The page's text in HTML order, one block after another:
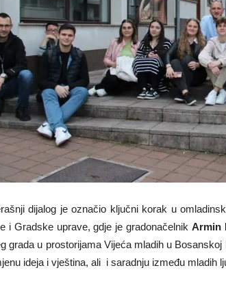
dijalog je označio ključni korak u
i Gradske uprave, gdje je gradonačelnik Armin
grada u prostorijama Vijeća mladih u
ideja i vještina, ali i saradnju između mladih